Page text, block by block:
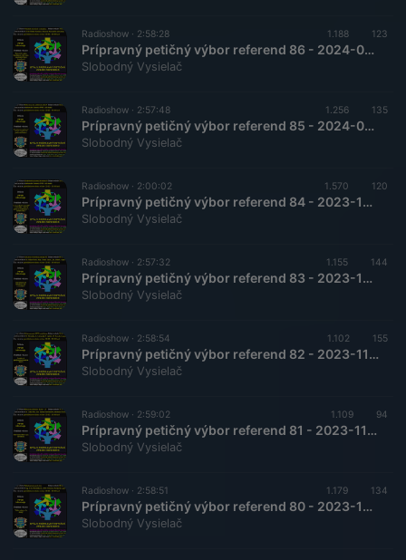
Radioshow · 2:58:28 1.188 123
Prípravný petičný výbor referend 86 - 2024-01-20 Referendum ako mobilizácia voličov ?
Slobodný Vysielač
Radioshow · 2:57:48 1.256 135
Prípravný petičný výbor referend 85 - 2024-01-06 Referendum ako mobilizácia voličov ?
Slobodný Vysielač
Radioshow · 2:00:02 1.570 120
Prípravný petičný výbor referend 84 - 2023-12-23 Zhodnotenie priamej demokracie
Slobodný Vysielač
Radioshow · 2:57:32 1.155 144
Prípravný petičný výbor referend 83 - 2023-12-09 Zriadenie federálnej armády EÚ
Slobodný Vysielač
Radioshow · 2:58:54 1.102 155
Prípravný petičný výbor referend 82 - 2023-11-25 Reforma RTVS rozdelením
Slobodný Vysielač
Radioshow · 2:59:02 1.109 94
Prípravný petičný výbor referend 81 - 2023-11-11 Petícia na záchranu školy v LC
Slobodný Vysielač
Radioshow · 2:58:51 1.179 134
Prípravný petičný výbor referend 80 - 2023-10-28 Vyhodnotenie protestov
Slobodný Vysielač